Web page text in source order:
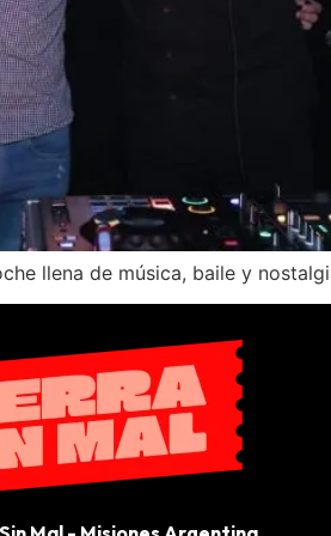
llena de música, baile y